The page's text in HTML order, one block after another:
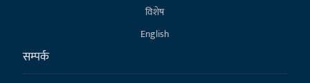
विशेष
English
सम्पर्क